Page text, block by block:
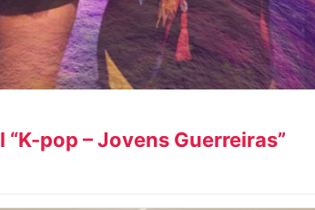
pop – Jovens Guerreiras”